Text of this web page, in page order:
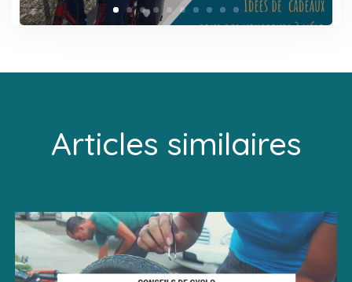
Articles similaires